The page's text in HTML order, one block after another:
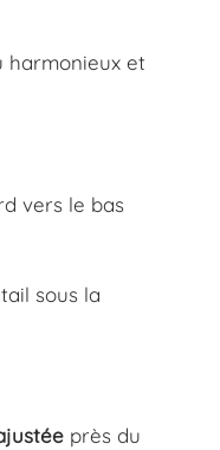
harmonieux et
vers le bas
sous la
près du